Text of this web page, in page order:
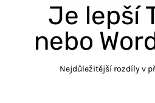
Je lepší
nebo
Nejdůležitější rozdíly v